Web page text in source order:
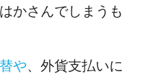
かさんでしまうも
や、外貨支払いに